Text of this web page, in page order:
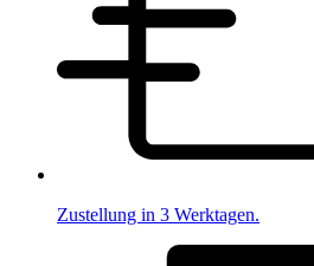
Zustellung in 3 Werktagen.